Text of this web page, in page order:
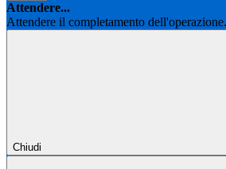
Attendere...
Attendere il completamento
Chiudi